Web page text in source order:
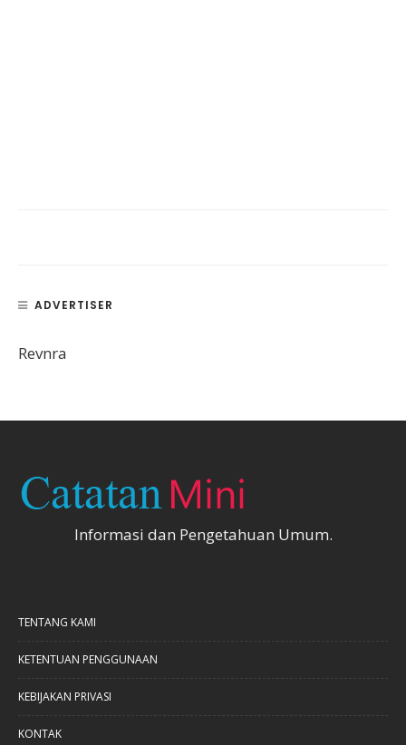
ADVERTISER
Revnra
Informasi dan Pengetahuan Umum.
TENTANG KAMI
KETENTUAN PENGGUNAAN
KEBIJAKAN PRIVASI
KONTAK